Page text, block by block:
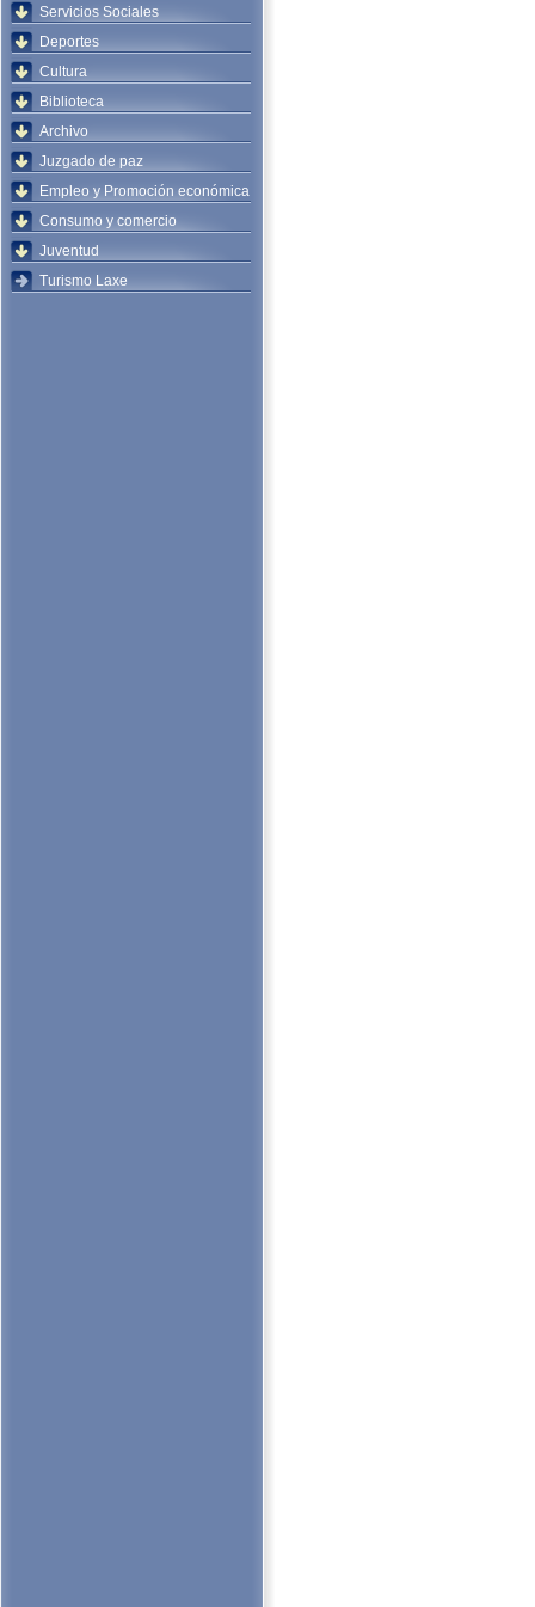
Servicios Sociales
Deportes
Cultura
Biblioteca
Archivo
Juzgado de paz
Empleo y Promoción económica
Consumo y comercio
Juventud
Turismo Laxe